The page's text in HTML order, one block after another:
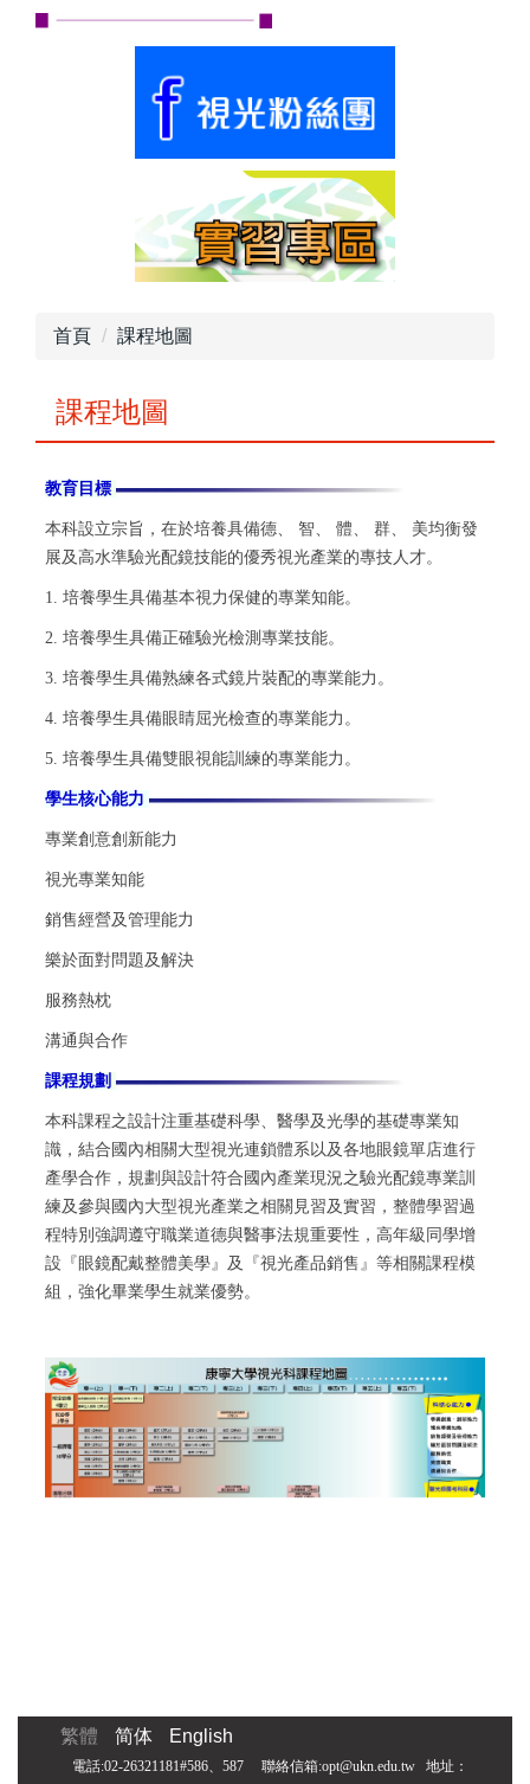
首頁 課程地圖
課程地圖
教育目標
本科設立宗旨，在於培養具備德、 智、 體、 群、 美均衡發
展及高水準驗光配鏡技能的優秀視光產業的專技人才。
1. 培養學生具備基本視力保健的專業知能。
2. 培養學生具備正確驗光檢測專業技能。
3. 培養學生具備熟練各式鏡片裝配的專業能力。
4. 培養學生具備眼睛屈光檢查的專業能力。
5. 培養學生具備雙眼視能訓練的專業能力。
學生核心能力
專業創意創新能力
視光專業知能
銷售經營及管理能力
樂於面對問題及解決
服務熱枕
溝通與合作
課程規劃
本科課程之設計注重基礎科學、醫學及光學的基礎專業知
識，結合國內相關大型視光連鎖體系以及各地眼鏡單店進行
產學合作，規劃與設計符合國內產業現況之驗光配鏡專業訓
練及參與國內大型視光產業之相關見習及實習，整體學習過
程特別強調遵守職業道德與醫事法規重要性，高年級同學增
設『眼鏡配戴整體美學』及『視光產品銷售』等相關課程模
組，強化畢業學生就業優勢。
繁體 简体 English
電話:02-26321181#586、587 聯絡信箱:opt@ukn.edu.tw 地址：